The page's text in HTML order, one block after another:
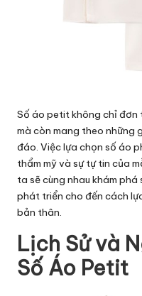
Số áo petit không chỉ đơn
mà còn mang theo những
đáo. Việc lựa chọn số áo
thẩm mỹ và sự tự tin của
ta sẽ cùng nhau khám
phát triển cho đến cách
bản thân.
Lịch Sử và
Số Áo Petit